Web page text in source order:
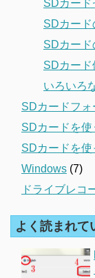
SDカード
SDカード
SDカード
SDカード
いろいろ
SDカードフォ
SDカードを使
SDカードを使
Windows (7)
ドライブレコ
よく読まれて